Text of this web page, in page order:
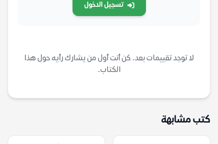
تسجيل الدخول
لا توجد تقييمات بعد. كن أنت أول من يشارك رأيه حول هذا
الكتاب.
كتب مشابهة